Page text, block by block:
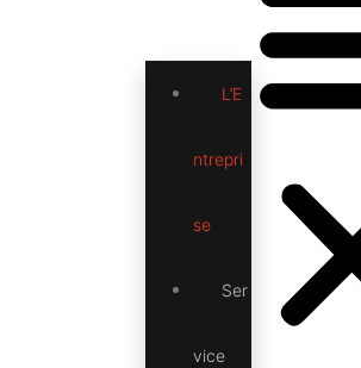
L’E
ntrepri
se
Ser
vice